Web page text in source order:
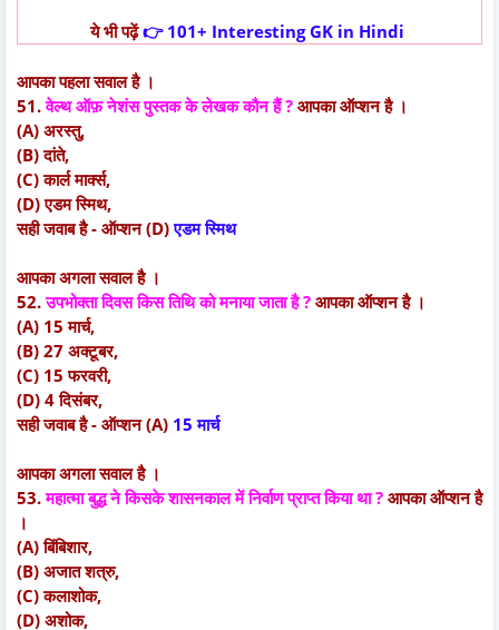
ये भी पढ़ें👉 101+ Interesting GK in Hindi
आपका पहला सवाल है ।
51.वेल्थ ऑफ़ नेशंस पुस्तक के लेखक कौन हैं ? आपका ऑप्शन है ।
(A) अरस्तु,
(B) दांते,
(C) कार्ल मार्क्स,
(D) एडम स्मिथ,
सही जवाब है - ऑप्शन (D)एडम स्मिथ
आपका अगला सवाल है ।
52.उपभोक्ता दिवस किस तिथि को मनाया जाता है ? आपका ऑप्शन है ।
(A) 15 मार्च,
(B) 27 अक्टूबर,
(C) 15 फरवरी,
(D) 4 दिसंबर,
सही जवाब है - ऑप्शन (A) 15 मार्च
आपका अगला सवाल है ।
53.महात्मा बुद्ध ने किसके शासनकाल में निर्वाण प्राप्त किया था ? आपका ऑप्शन है
।
(A) बिंबिशार,
(B) अजात शत्रु,
(C) कलाशोक,
(D) अशोक,